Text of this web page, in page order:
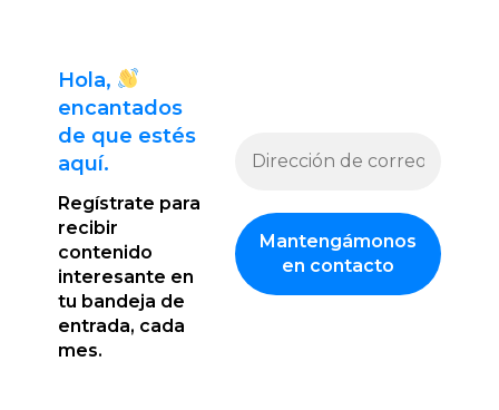
Hola,
encantados
de que estés
aquí.
Regístrate para
recibir
contenido
interesante en
tu bandeja de
entrada, cada
mes.